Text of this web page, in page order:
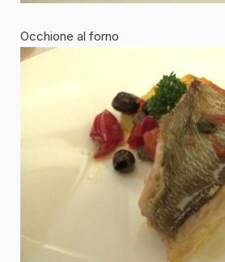
Occhione al forno